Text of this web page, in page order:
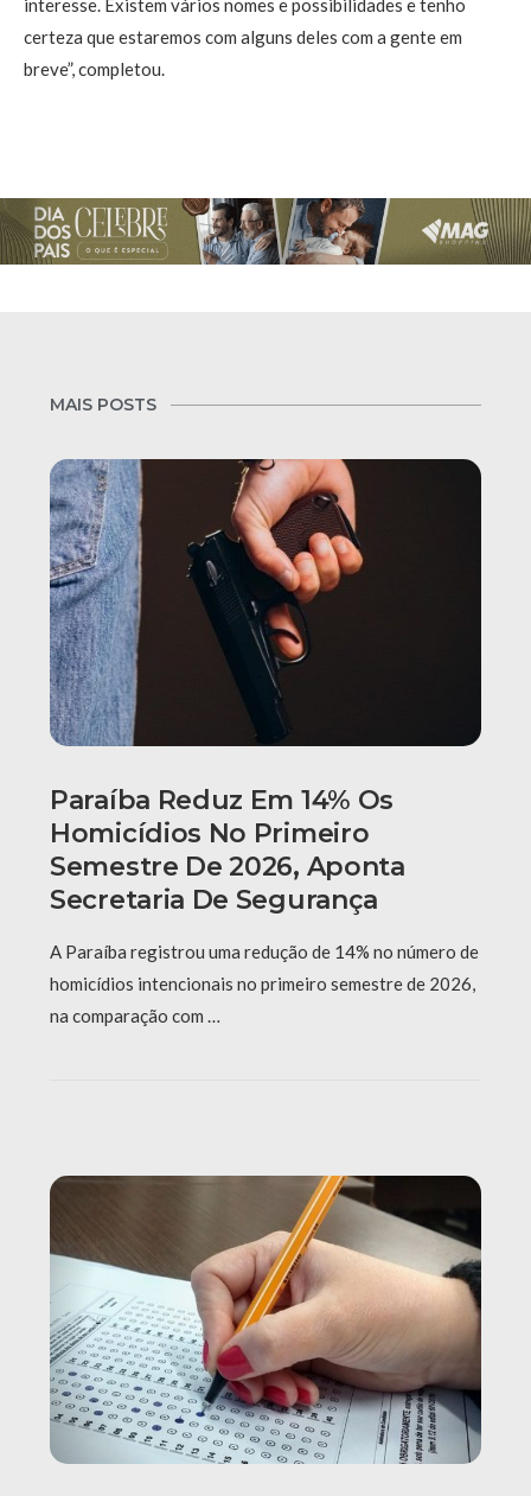
interesse. Existem vários nomes e possibilidades e tenho
certeza que estaremos com alguns deles com a gente em
breve”, completou.
MAIS POSTS
Paraíba Reduz Em 14% Os
Homicídios No Primeiro
Semestre De 2026, Aponta
Secretaria De Segurança
A Paraíba registrou uma redução de 14% no número de
homicídios intencionais no primeiro semestre de 2026,
na comparação com …